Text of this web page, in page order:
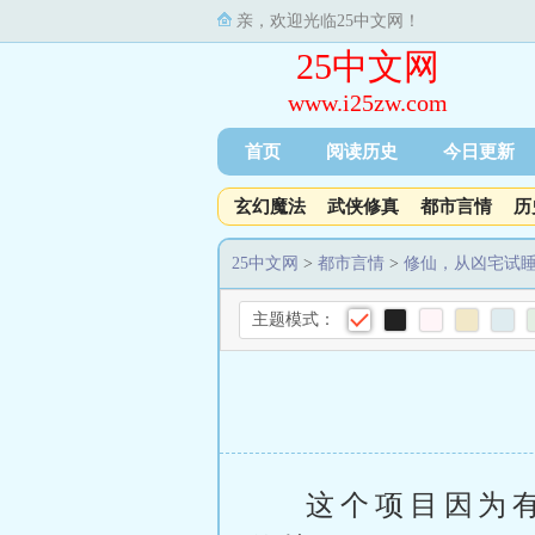
亲，欢迎光临25中文网！
25中文网
www.i25zw.com
首页 阅读历史 今日更新
玄幻魔法 武侠修真 都市言情
25中文网 > 都市言情 > 修仙，从凶宅试
主题模式：
这个项目因为